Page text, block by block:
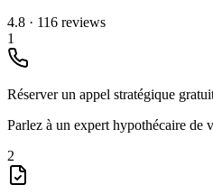
4.8 · 116 reviews
1
Réserver un appel stratégique
Parlez à un expert hypothécaire de
2